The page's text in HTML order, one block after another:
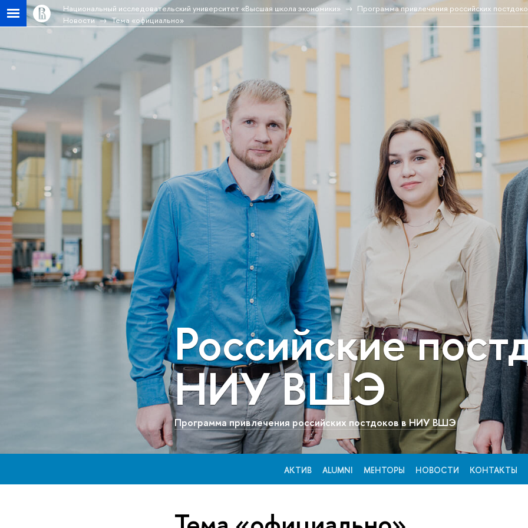
Национальный исследовательский университет «Высшая школа экономики»
Программа привлечения российских
Новости
Тема «официально»
Российские
НИУ ВШЭ
Программа привлечения российских постдоков в НИУ ВШЭ
АКТИВ ALUMNI МЕНТОРЫ НОВОСТИ КОНТАКТЫ